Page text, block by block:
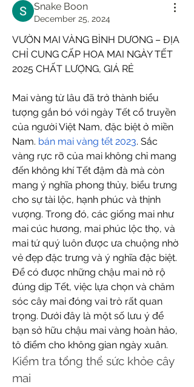
Snake Boon
December 25, 2024
VƯỜN MAI VÀNG BÌNH DƯƠNG – ĐỊA
CHỈ CUNG CẤP HOA MAI NGÀY TẾT
2025 CHẤT LƯỢNG, GIÁ RẺ
Mai vàng từ lâu đã trở thành biểu
tượng gắn bó với ngày Tết cổ truyền
của người Việt Nam, đặc biệt ở miền
Nam. bán mai vàng tết 2023. Sắc
vàng rực rỡ của mai không chỉ mang
đến không khí Tết đậm đà mà còn
mang ý nghĩa phong thủy, biểu trưng
cho sự tài lộc, hạnh phúc và thịnh
vượng. Trong đó, các giống mai như
mai cúc hương, mai phúc lộc thọ, và
mai tứ quý luôn được ưa chuộng nhờ
vẻ đẹp đặc trưng và ý nghĩa đặc biệt.
Để có được những chậu mai nở rộ
đúng dịp Tết, việc lựa chọn và chăm
sóc cây mai đóng vai trò rất quan
trọng. Dưới đây là một số lưu ý để
bạn sở hữu chậu mai vàng hoàn hảo,
tô điểm cho không gian ngày xuân.
Kiểm tra tổng thể sức khỏe cây
mai